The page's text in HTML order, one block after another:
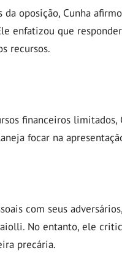
oposição, Cunha
enfatizou que
recursos.
financeiros limitados,
focar na
com seus
No entanto, ele
precária.